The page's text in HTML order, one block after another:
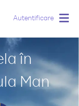
Autentificare
în
Man